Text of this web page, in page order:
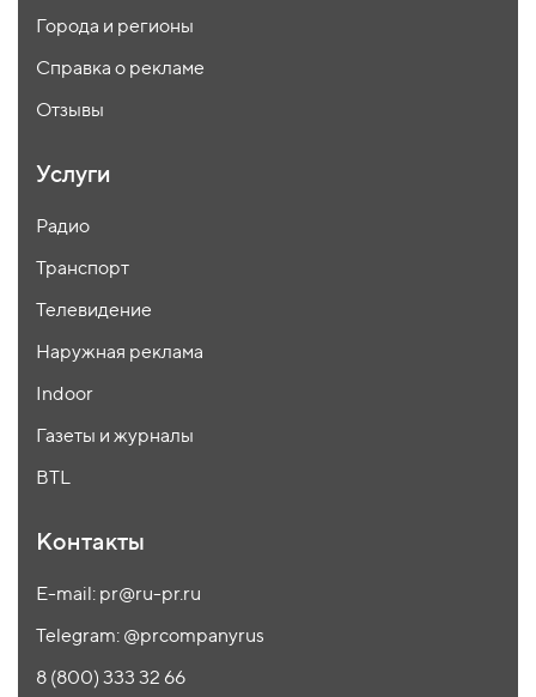
Города и регионы
Справка о рекламе
Отзывы
Услуги
Радио
Транспорт
Телевидение
Наружная реклама
Indoor
Газеты и журналы
BTL
Контакты
E-mail: pr@ru-pr.ru
Telegram: @prcompanyrus
8 (800) 333 32 66